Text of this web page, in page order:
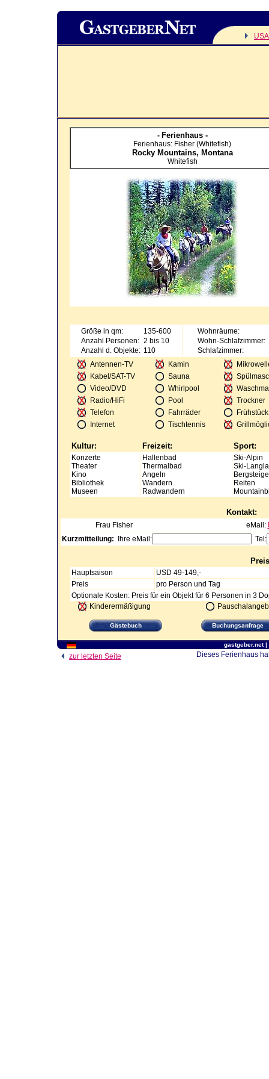
USA
- Ferienhaus -
Ferienhaus: Fisher (Whitefish)
Rocky Mountains, Montana
Whitefish
Größe in qm:
135-600
Anzahl Personen: 2 bis 10
Anzahl d. Objekte: 110
Wohnräume:
Wohn-Schlafzimmer:
Schlafzimmer:
Antennen-TV
Kamin
Kabel/SAT-TV
Sauna
Video/DVD
Whirlpool
Radio/HiFi
Pool
Trockner
Telefon
Fahrräder
Internet
Tischtennis
Kultur: Freizeit: Sport:
Konzerte
Theater
Kino
Bibliothek
Museen
Hallenbad
Thermalbad
Angeln
Wandern
Radwandern
Ski-Alpin
Ski-
Reiten
Kontakt:
Frau Fisher eMail:
Kurzmitteilung: Ihre eMail: Tel:
Hauptsaison
USD 49-149,-
Preis
pro Person und Tag
Optionale Kosten: Preis für ein Objekt für 6 Personen in 3
Kinderermäßigung
gastgeber.net|
zur letzten Seite Dieses Ferienhaus